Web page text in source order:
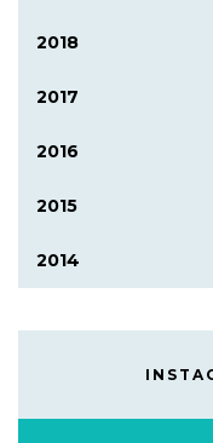
2018
2017
2016
2015
2014